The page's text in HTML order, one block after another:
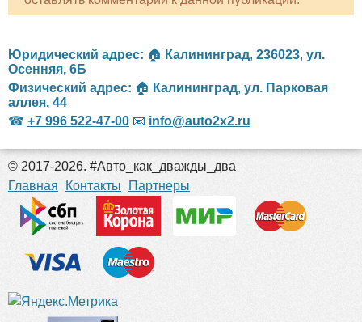
Юридический адрес: 🏠 Калининград, 236023, ул.
Осенняя, 6Б
Физический адрес: 🏠 Калининград, ул. Парковая
аллея, 44
☎ +7 996 522-47-00 📧 info@auto2x2.ru
© 2017-2026. #Авто_как_дважды_два
Главная
Контакты Партнеры